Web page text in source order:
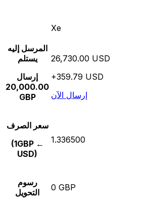
Xe
المرسل إليه
يستلم
إرسال
20,000.00
GBP
26,730.00 USD
+359.79 USD
إرسال الآن
سعر الصرف
(1GBP ←
USD)
1.336500
رسوم
التحويل
0 GBP